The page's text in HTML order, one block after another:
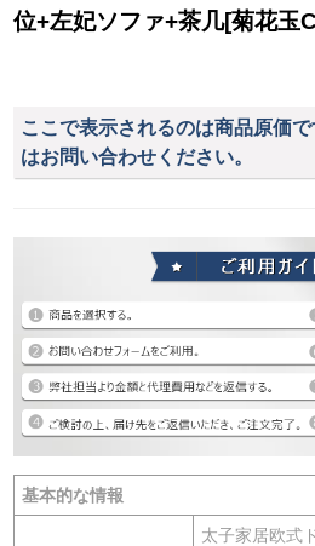
位+左妃ソファ+茶几[菊花玉
ここで表示されるのは商品原価
はお問い合わせください。
基本的な情報
太子家居欧式